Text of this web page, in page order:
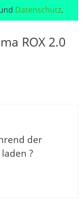
Datenschutz.
ROX 2.0
der
?